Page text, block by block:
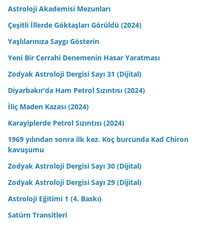
Astroloji Akademisi Mezunları
Çeşitli İllerde Göktaşları Görüldü (2024)
Yaşlılarınıza Saygı Gösterin
Yeni Bir Cerrahi Denemenin Hasar Yaratması
Zodyak Astroloji Dergisi Sayı 31 (Dijital)
Diyarbakır’da Ham Petrol Sızıntısı (2024)
İliç Maden Kazası (2024)
Karayiplerde Petrol Sızıntısı (2024)
1969 yılından sonra ilk kez. Koç burcunda Kad Chiron
kavuşumu
Zodyak Astroloji Dergisi Sayı 30 (Dijital)
Zodyak Astroloji Dergisi Sayı 29 (Dijital)
Astroloji Eğitimi 1 (4. Baskı)
Satürn Transitleri